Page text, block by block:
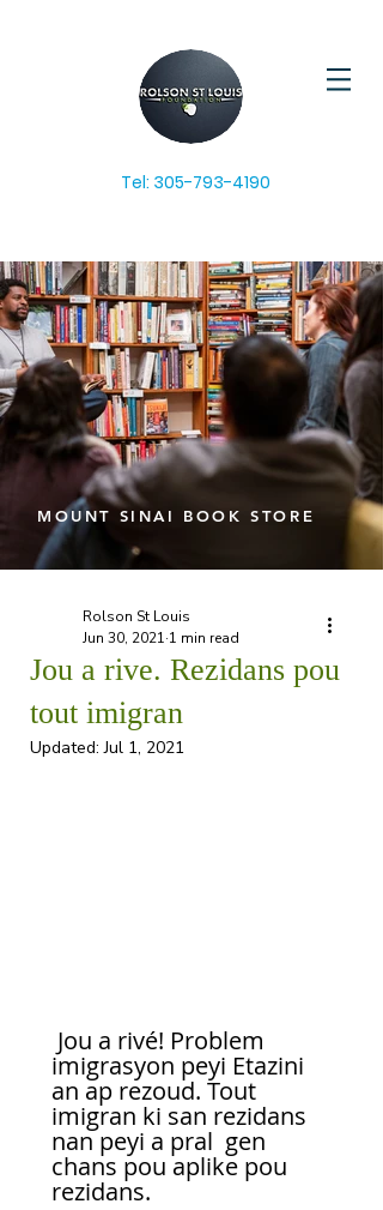
Tel: 305-793-4190
MOUNT SINAI BOOK STORE
Jou a rive. Rezidans pou
tout imigran
Rolson St Louis
Jun 30, 2021 1 min read
Updated:Jul 1, 2021
imigrasyon peyi Etazini
an ap rezoud. Tout
imigran ki san rezidans
nan peyi a pral  gen
chans pou aplike pou
rezidans.